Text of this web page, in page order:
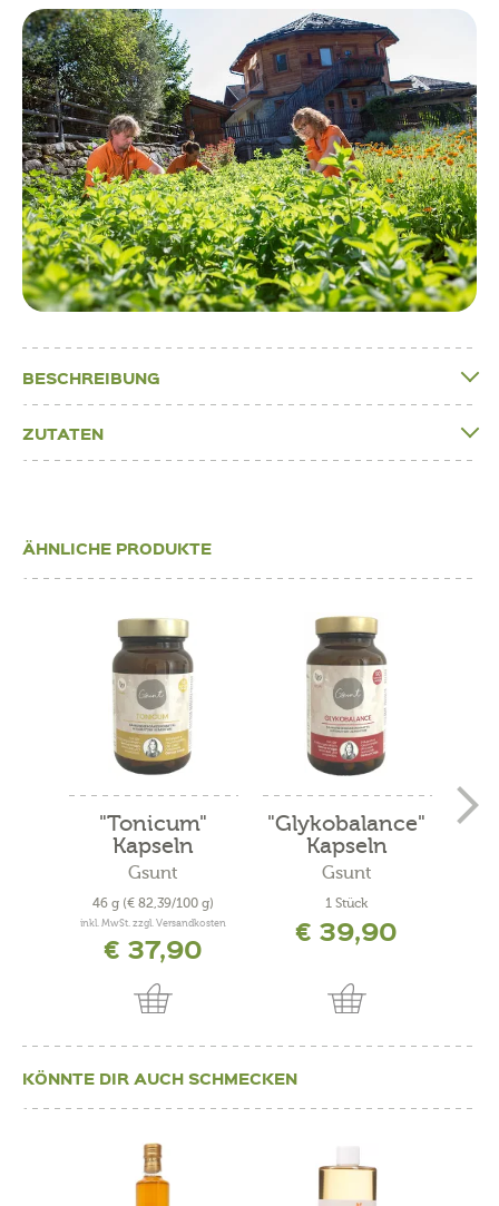
BESCHREIBUNG
ZUTATEN
ÄHNLICHE PRODUKTE
"Tonicum"
Kapseln
Gsunt
46 g (€ 82,39/100 g)
inkl. MwSt. zzgl. Versandkosten
€ 37,90
"Glykobalance"
Kapseln
Gsunt
1 Stück
€ 39,90
KÖNNTE DIR AUCH SCHMECKEN